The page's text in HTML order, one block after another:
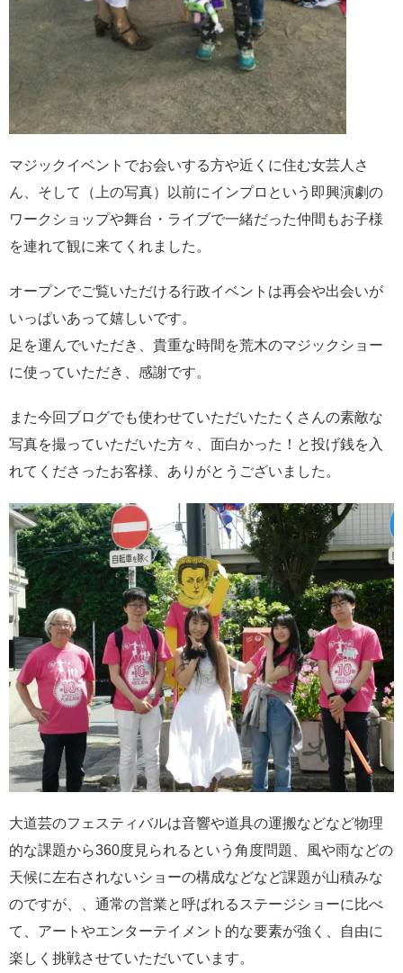
マジックイベントでお会いする方や近くに住む女芸人さ
ん、そして（上の写真）以前にインプロという即興演劇の
ワークショップや舞台・ライブで一緒だった仲間もお子様
を連れて観に来てくれました。
オープンでご覧いただける行政イベントは再会や出会いが
いっぱいあって嬉しいです。
足を運んでいただき、貴重な時間を荒木のマジックショー
に使っていただき、感謝です。
また今回ブログでも使わせていただいたたくさんの素敵な
写真を撮っていただいた方々、面白かった！と投げ銭を入
れてくださったお客様、ありがとうございました。
大道芸のフェスティバルは音響や道具の運搬などなど物理
的な課題から360度見られるという角度問題、風や雨などの
天候に左右されないショーの構成などなど課題が山積みな
のですが、、通常の営業と呼ばれるステージショーに比べ
て、アートやエンターテイメント的な要素が強く、自由に
楽しく挑戦させていただいています。